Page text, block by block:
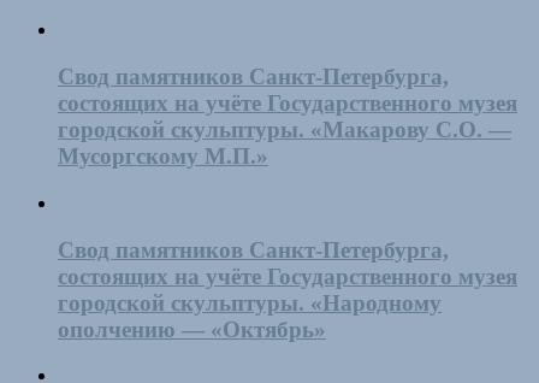
Свод памятников Санкт-Петербурга,
состоящих на учёте Государственного музея
городской скульптуры. «Макарову С.О. —
Мусоргскому М.П.»
Свод памятников Санкт-Петербурга,
состоящих на учёте Государственного музея
городской скульптуры. «Народному
ополчению — «Октябрь»